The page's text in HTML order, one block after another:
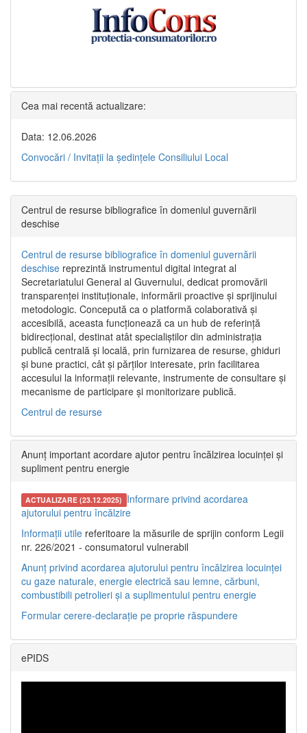
Cea mai recentă actualizare:
Data: 12.06.2026
Convocări / Invitaţii la şedinţele Consiliului Local
Centrul de resurse bibliografice în domeniul guvernării
deschise
Centrul de resurse bibliografice în domeniul guvernării
deschise reprezintă instrumentul digital integrat al
Secretariatului General al Guvernului, dedicat promovării
transparenței instituționale, informării proactive și sprijinului
metodologic. Concepută ca o platformă colaborativă și
accesibilă, aceasta funcționează ca un hub de referință
bidirecțional, destinat atât specialiștilor din administrația
publică centrală și locală, prin furnizarea de resurse, ghiduri
și bune practici, cât și părților interesate, prin facilitarea
accesului la informații relevante, instrumente de consultare și
mecanisme de participare și monitorizare publică.
Centrul de resurse
Anunț important acordare ajutor pentru încălzirea locuinței și
supliment pentru energie
ACTUALIZARE (23.12.2025) Informare privind acordarea
ajutorului pentru încălzire
Informații utile referitoare la măsurile de sprijin conform Legii
nr. 226/2021 - consumatorul vulnerabil
Anunț privind acordarea ajutorului pentru încălzirea locuinței
cu gaze naturale, energie electrică sau lemne, cărbuni,
combustibili petrolieri și a suplimentului pentru energie
Formular cerere-declarație pe proprie răspundere
ePIDS